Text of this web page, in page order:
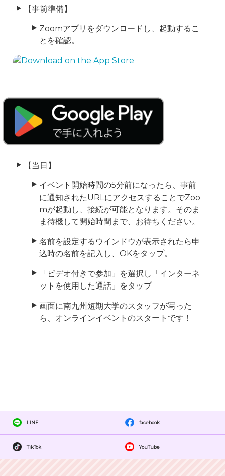
【事前準備】
Zoomアプリをダウンロードし、起動するこ
とを確認。
【当日】
イベント開始時間の5分前になったら、事前
に通知されたURLにアクセスすることでZoo
mが起動し、接続が可能となります。そのま
ま待機して開始時間まで、お待ちください。
名前を設定するウインドウが表示されたら申
込時の名前を記入し、OKをタップ。
「ビデオ付きで参加」を選択し「インターネ
ットを使用した通話」をタップ
画面に南九州短期大学のスタッフが写った
ら、オンラインイベントのスタートです！
LINE facebook
TikTok YouTube